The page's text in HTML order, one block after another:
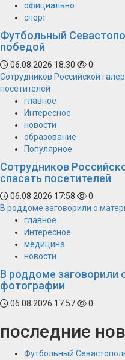
официально
спорт
Футбольный
победой
06.08.2026 18:30
0
Сотрудников Российской
посетителей
главное
Интересное
новости
образование
Популярное
Сотрудников
спасать посетителей
06.08.2026 17:58
0
В роддоме заговорили о
главное
Интересное
медицина
новости
В роддоме заговорили
фотографии
06.08.2026 17:57 0
последние
Футбольный